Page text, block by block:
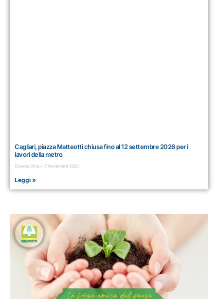
Cagliari, piazza Matteotti chiusa fino al 12 settembre 2026 per i
lavori della metro
Claudio Chisu 7 Novembre 2025
Leggi »